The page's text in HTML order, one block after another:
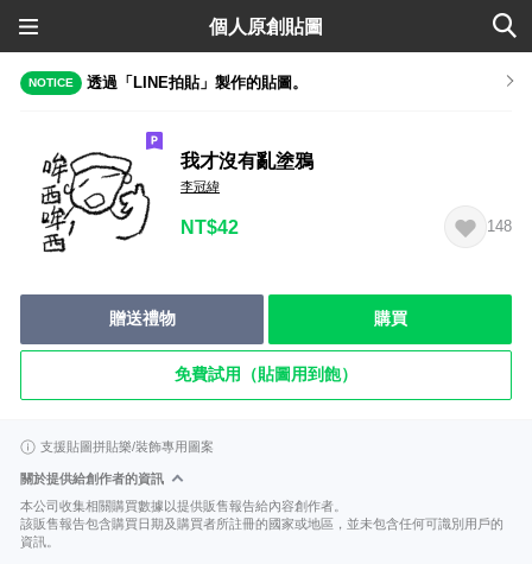
個人原創貼圖
NOTICE 透過「LINE拍貼」製作的貼圖。
我才沒有亂塗鴉
李冠緯
NT$42 148
贈送禮物 購買
免費試用（貼圖用到飽）
支援貼圖拼貼樂/裝飾專用圖案
關於提供給創作者的資訊
本公司收集相關購買數據以提供販售報告給內容創作者。
該販售報告包含購買日期及購買者所註冊的國家或地區，並未包含任何可識別用戶的
資訊。